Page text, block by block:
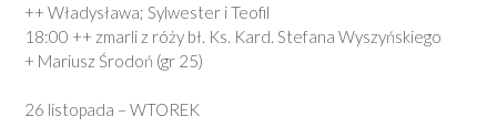
++ Władysława; Sylwester i Teofil
18:00 ++ zmarli z róży bł. Ks. Kard. Stefana Wyszyńskiego
+ Mariusz Środoń (gr 25)
26 listopada – WTOREK